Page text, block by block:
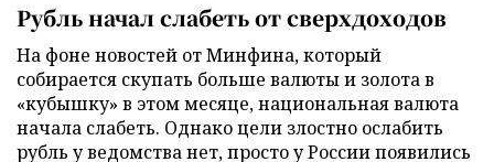
Рубль начал слабеть от сверхдоходов
На фоне новостей от Минфина, который
собирается скупать больше валюты и золота в
«кубышку» в этом месяце, национальная валюта
начала слабеть. Однако цели злостно ослабить
рубль у ведомства нет, просто у России появились